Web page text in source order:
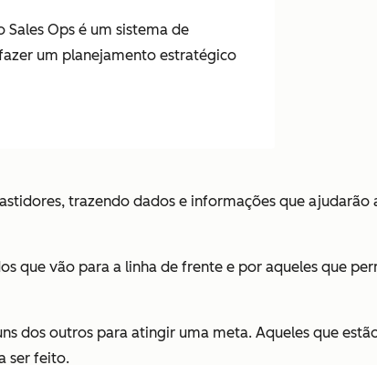
Sales Ops é um sistema de
um planejamento estratégico
trazendo dados e informações que ajudarão
que vão para a linha de frente e por aqueles que
dos outros para atingir uma meta. Aqueles que
ser feito.